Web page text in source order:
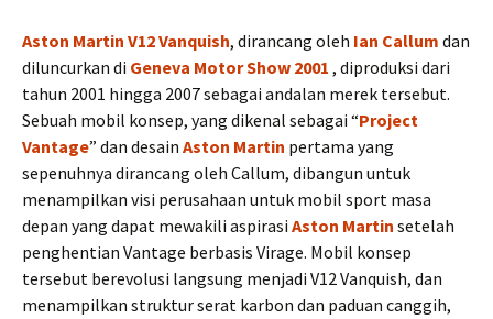
Aston Martin V12 Vanquish, dirancang oleh Ian Callum dan
diluncurkan di Geneva Motor Show 2001 , diproduksi dari
tahun 2001 hingga 2007 sebagai andalan merek tersebut.
Sebuah mobil konsep, yang dikenal sebagai “Project
Vantage” dan desain Aston Martin pertama yang
sepenuhnya dirancang oleh Callum, dibangun untuk
menampilkan visi perusahaan untuk mobil sport masa
depan yang dapat mewakili aspirasi Aston Martin setelah
penghentian Vantage berbasis Virage. Mobil konsep
tersebut berevolusi langsung menjadi V12 Vanquish, dan
menampilkan struktur serat karbon dan paduan canggih,